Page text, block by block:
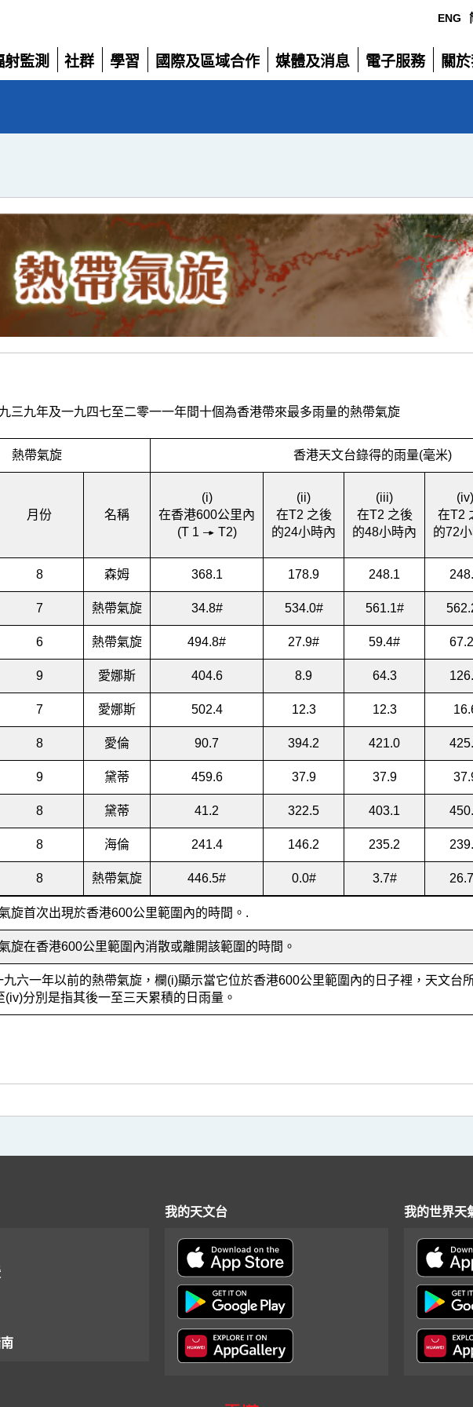
ENG
射監測
社群
展
學習
展
國際及區域合作
展
媒體及消息
展
電子服務
展
關
展
三九年及一九四七至二零一一年間十個為香港帶來最多雨量的熱帶氣旋
熱帶氣旋 香港天文台錄得的雨量(毫米)
月份 名稱
(i)
在香港600公里內
(T 1 T2)
(ii)
在T2 之後
的24小時內
(iii)
在T2 之後
的48小時內
(iv)
在T2
的72
8 森姆 368.1 178.9 248.1
7 熱帶氣旋 34.8# 534.0# 561.1#
6 熱帶氣旋 494.8# 27.9# 59.4# 67.2
9 愛娜斯 404.6 8.9 64.3
7 愛娜斯 502.4 12.3 12.3
8 愛倫 90.7 394.2 421.0
9 黛蒂 459.6 37.9 37.9
8 黛蒂 41.2 322.5 403.1
8 海倫 241.4 146.2 235.2
8 熱帶氣旋 446.5# 0.0# 3.7# 26.7
旋首次出現於香港600公里範圍內的時間。.
旋在香港600公里範圍內消散或離開該範圍的時間。
九六一年以前的熱帶氣旋，欄(i)顯示當它位於香港600公里範圍內的日子裡，天文台
(iv)分別是指其後一至三天累積的日雨量。
我的天文台 我的世界天